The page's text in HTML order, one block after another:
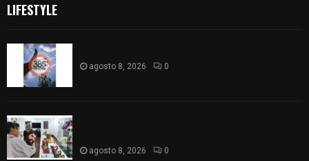
LIFESTYLE
agosto 8, 2026 0
agosto 8, 2026 0